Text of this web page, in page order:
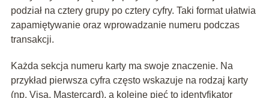
podział na cztery grupy po cztery cyfry. Taki format ułatwia
zapamiętywanie oraz wprowadzanie numeru podczas
transakcji.
Każda sekcja numeru karty ma swoje znaczenie. Na
przykład pierwsza cyfra często wskazuje na rodzaj karty
(np. Visa, Mastercard), a kolejne pięć to identyfikator